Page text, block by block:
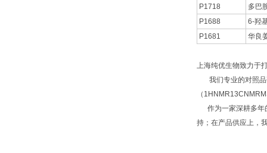
P1718
多巴
P1688
6-羟
P1681
华良
上海纯优生物致力于
我们专业的对照品
（
作为一家深耕多年
持；在产品供应上，